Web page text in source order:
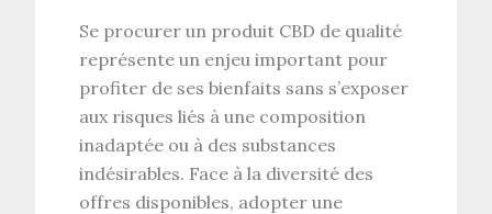
Se procurer un produit CBD de qualité
représente un enjeu important pour
profiter de ses bienfaits sans s’exposer
aux risques liés à une composition
inadaptée ou à des substances
indésirables. Face à la diversité des
offres disponibles, adopter une